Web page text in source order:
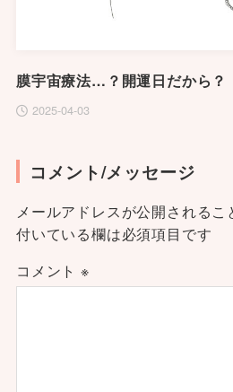
膜宇宙療法…？開運日だから？
2025-04-03
コメント/メッセージ
メールアドレスが公開されるこ
付いている欄は必須項目です
コメント ※